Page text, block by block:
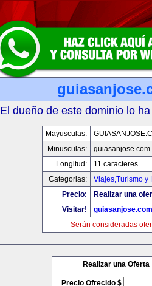
El dueño de este dominio lo
Mayusculas:
Minusculas:
guiasanjose.com
Longitud:
11 caracteres
Categorias:
Viajes,Turismo y
Precio:
Realizar una
Visitar!
guiasanjose.com
Serán consideradas
Realizar una Oferta
Precio Ofrecido $